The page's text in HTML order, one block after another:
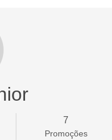
7
Promoções